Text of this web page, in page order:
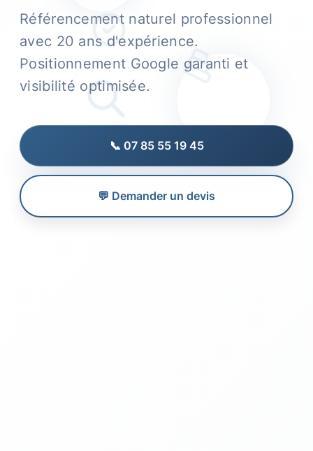
Référencement naturel professionnel
avec 20 ans d'expérience.
Positionnement Google garanti et
visibilité optimisée.
📞 07 85 55 19 45
💬 Demander un devis